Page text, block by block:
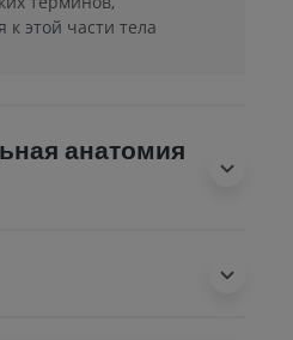
к этой части тела
анатомия